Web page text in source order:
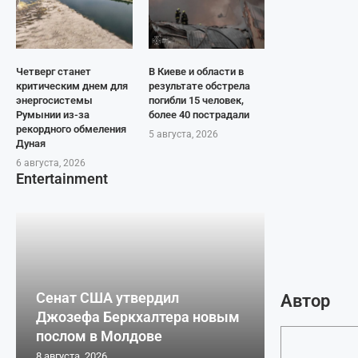
Четверг станет
критическим днем для
энергосистемы
Румынии из-за
рекордного обмеления
Дуная
6 августа, 2026
В Киеве и области в
результате обстрела
погибли 15 человек,
более 40 пострадали
5 августа, 2026
Entertainment
Сенат США утвердил
Джозефа Беркхалтера новым
послом в Молдове
Автор